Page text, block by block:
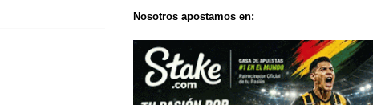
Nosotros apostamos en: